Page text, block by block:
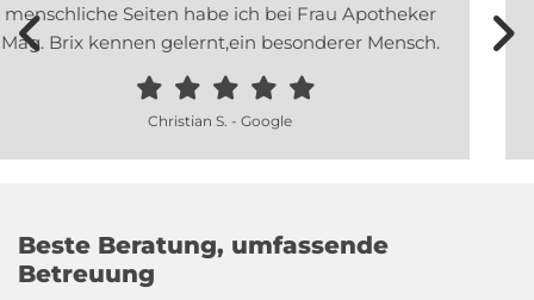
Nachmittag ab und bis jetzt hat das immer total
super funktioniert!!
Tinchen - herold.at
Beste Beratung, umfassende
Betreuung